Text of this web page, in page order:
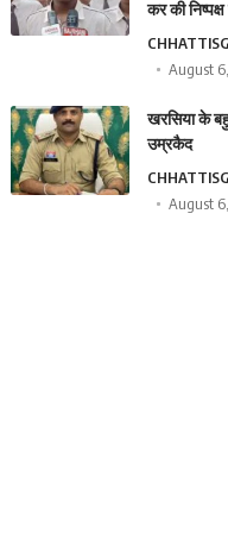
कर की
August
खरसिया के
उम्रकैद
August